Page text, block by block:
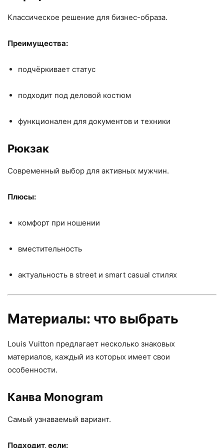
Классическое решение для бизнес-образа.
Преимущества:
подчёркивает статус
подходит под деловой костюм
функционален для документов и техники
Рюкзак
Современный выбор для активных мужчин.
Плюсы:
комфорт при ношении
вместительность
актуальность в street и smart casual стилях
Материалы: что выбрать
Louis Vuitton предлагает несколько знаковых
материалов, каждый из которых имеет свои
особенности.
Канва Monogram
Самый узнаваемый вариант.
Подходит, если: